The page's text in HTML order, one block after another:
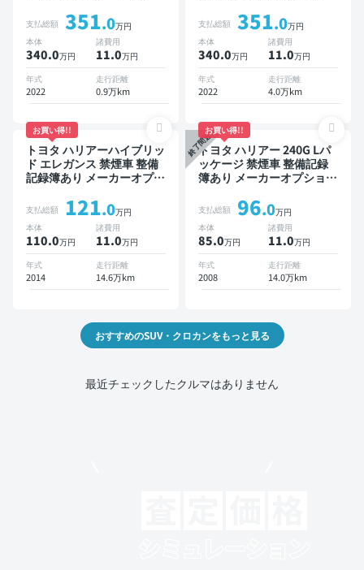
スポットモニター オートク
ルーズ スマートキー ETC
電動バックドア バックモニ
ター 全方位カメラ ドライ
ブレコーダー 衝突軽減
支払総額 351.0万円
本体
340.0万円
諸費用
11.0万円
年式
2022
走行距離
0.9万km
ットモニター デジタルイン
ナーミラー オートクルーズ
スマートキー ETC バック
モニター ドライブレコーダ
ー 衝突軽減
支払総額 351.0万円
本体
340.0万円
諸費用
11.0万円
年式
2022
走行距離
4.0万km
お買い得!!
トヨタ ハリアーハイブリッ
ド エレガンス 禁煙車 整備
記録簿あり メーカーオプシ
ETC バックモニター ドラ
イブレコーダー
支払総額 121.0万円
本体
110.0万円
諸費用
11.0万円
年式
2014
走行距離
14.6万km
終了間近
お買い得!!
トヨタ ハリアー 240G Lパ
ッケージ 禁煙車 整備記録
簿あり メーカーオプション
ETC サンルーフ バックモ
ニター ドライブレコーダー
支払総額 96.0万円
本体
85.0万円
諸費用
11.0万円
年式
2008
走行距離
14.0万km
おすすめのSUV・クロカンをもっと見る
最近チェックしたクルマはありません